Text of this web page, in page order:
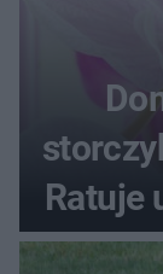
Ratuje